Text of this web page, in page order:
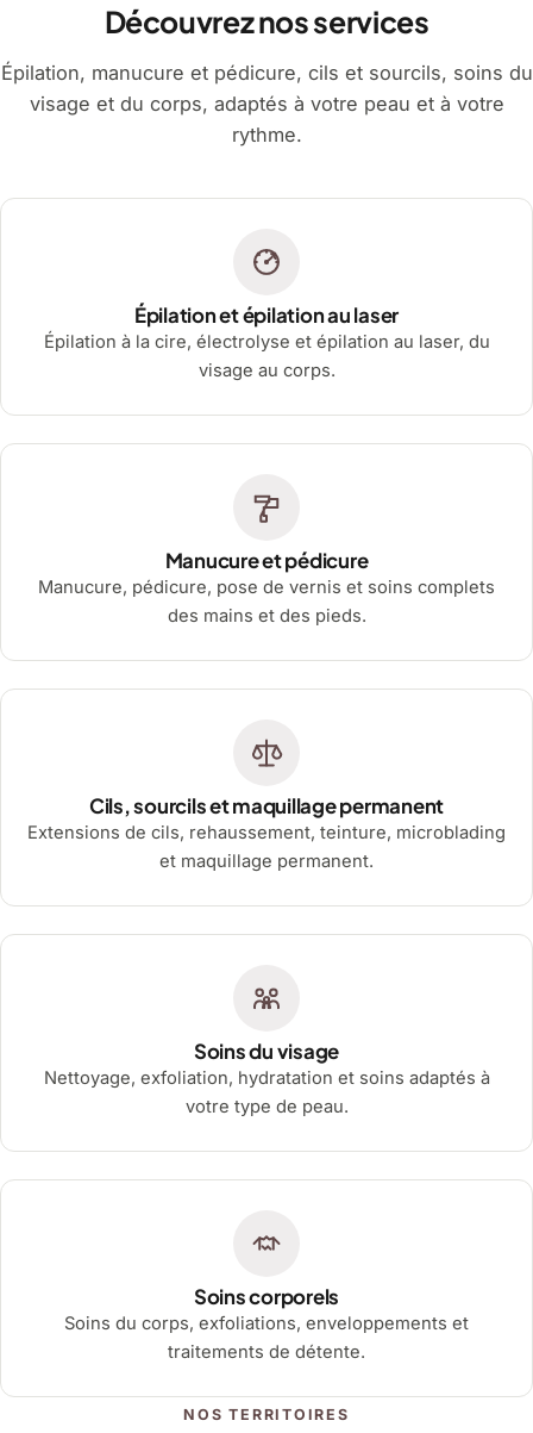
Découvrez nos services
Épilation, manucure et pédicure, cils et sourcils, soins du
visage et du corps, adaptés à votre peau et à votre
rythme.
Épilation et épilation au laser
Épilation à la cire, électrolyse et épilation au laser, du
visage au corps.
Manucure et pédicure
Manucure, pédicure, pose de vernis et soins complets
des mains et des pieds.
Cils, sourcils et maquillage permanent
Extensions de cils, rehaussement, teinture, microblading
et maquillage permanent.
Soins du visage
Nettoyage, exfoliation, hydratation et soins adaptés à
votre type de peau.
Soins corporels
Soins du corps, exfoliations, enveloppements et
traitements de détente.
NOS TERRITOIRES